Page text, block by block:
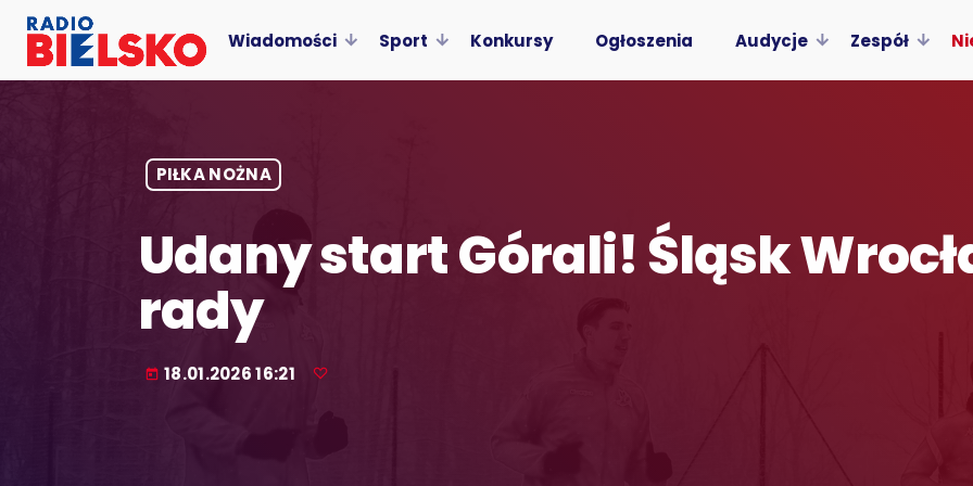
Wiadomości Sport Konkursy Ogłoszenia Audycje Zespół
PIŁKA NOŻNA
Udany start Górali! Śląsk
rady
today 18.01.2026 16:21